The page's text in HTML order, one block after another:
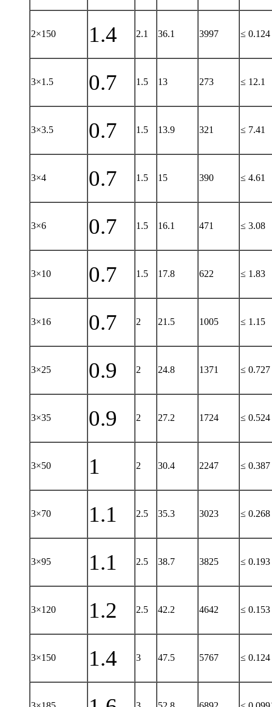
2×150 1.4 2.1 36.1 3997 ≤ 0.124
3×1.5 0.7 1.5 13 273 ≤ 12.1
3×3.5 0.7 1.5 13.9 321 ≤ 7.41
3×4 0.7 1.5 15 390 ≤ 4.61
3×6 0.7 1.5 16.1 471 ≤ 3.08
3×10 0.7 1.5 17.8 622 ≤ 1.83
3×16 0.7 2 21.5 1005 ≤ 1.15
3×25 0.9 2 24.8 1371 ≤ 0.727
3×35 0.9 2 27.2 1724 ≤ 0.524
3×50 1 2 30.4 2247 ≤ 0.387
3×70 1.1 2.5 35.3 3023 ≤ 0.268
3×95 1.1 2.5 38.7 3825 ≤ 0.193
3×120 1.2 2.5 42.2 4642 ≤ 0.153
3×150 1.4 3 47.5 5767 ≤ 0.124